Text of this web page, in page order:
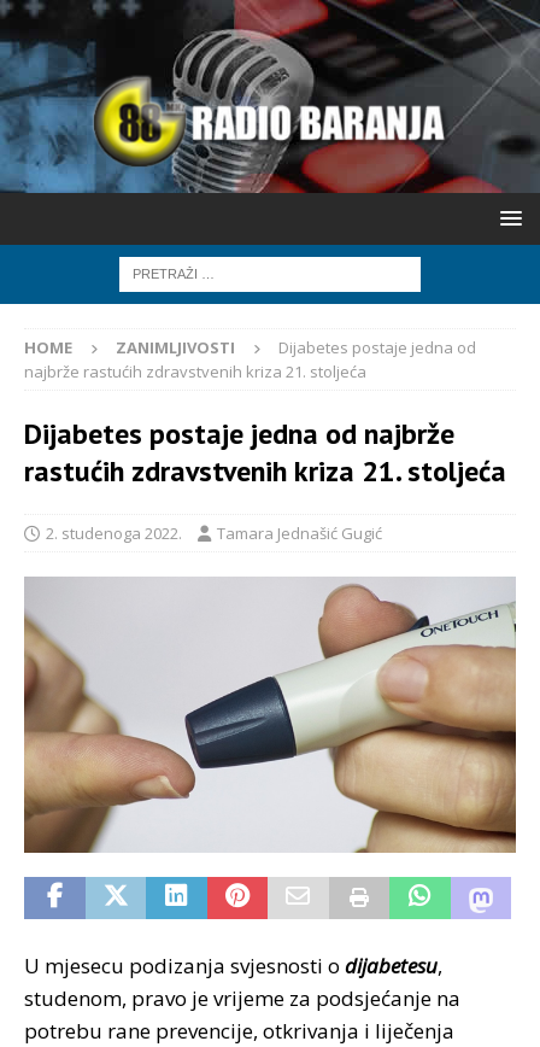
HOME ZANIMLJIVOSTI
Dijabetes postaje jedna od
najbrže rastućih zdravstvenih kriza 21. stoljeća
Dijabetes postaje jedna od najbrže
rastućih zdravstvenih kriza 21. stoljeća
2. studenoga 2022. Tamara Jednašić Gugić
U mjesecu podizanja svjesnosti o dijabetesu,
studenom, pravo je vrijeme za podsjećanje na
potrebu rane prevencije, otkrivanja i liječenja